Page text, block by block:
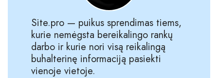
Site.pro — puikus sprendimas tiems,
kurie nemėgsta bereikalingo rankų
darbo ir kurie nori visą reikalingą
buhalterinę informaciją pasiekti
vienoje vietoje.